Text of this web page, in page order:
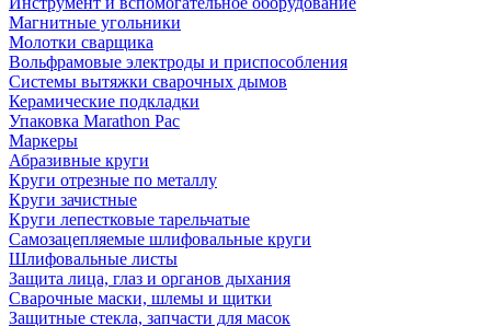
Магнитные угольники
Молотки сварщика
Вольфрамовые электроды и приспособления
Системы вытяжки сварочных дымов
Керамические подкладки
Упаковка Marathon Pac
Маркеры
Абразивные круги
Круги отрезные по металлу
Круги зачистные
Круги лепестковые тарельчатые
Самозацепляемые шлифовальные круги
Шлифовальные листы
Защита лица, глаз и органов дыхания
Сварочные маски, шлемы и щитки
Защитные стекла, запчасти для масок